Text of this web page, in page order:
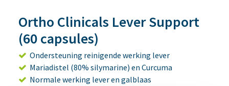
Ortho Clinicals Lever Support
(60 capsules)
Ondersteuning reinigende werking lever
Mariadistel (80% silymarine) en Curcuma
Normale werking lever en galblaas